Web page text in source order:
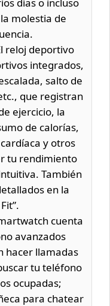
molestia de
reloj deportivo
integrados,
salto de
que registran
ejercicio, la
de calorías,
y otros
tu rendimiento
También
en la
cuenta
avanzados
hacer llamadas
tu teléfono
ocupadas;
para chatear